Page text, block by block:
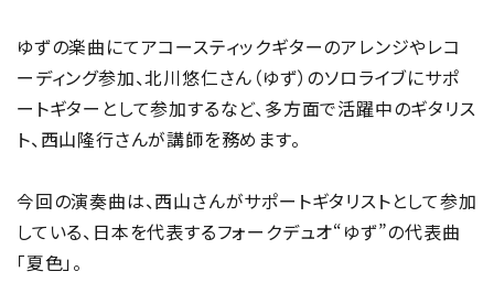
ゆずの楽曲にてアコースティックギターのアレンジやレコ
ーディング参加、北川悠仁さん（ゆず）のソロライブにサポ
ートギターとして参加するなど、多方面で活躍中のギタリス
ト、西山隆行さんが講師を務めます。
今回の演奏曲は、西山さんがサポートギタリストとして参加
している、日本を代表するフォークデュオ“ゆず”の代表曲
「夏色」。